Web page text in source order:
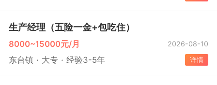
生产经理（五险一金+包吃住）
8000~15000元/月 2026-08-10
东台镇 大专 经验3-5年 详情